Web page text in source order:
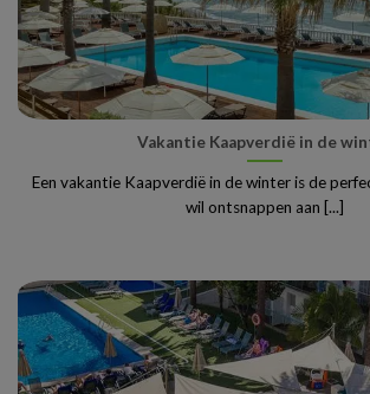
Vakantie Kaapverdië in de
Een vakantie Kaapverdië in de winter is de
wil ontsnappen aan [...]